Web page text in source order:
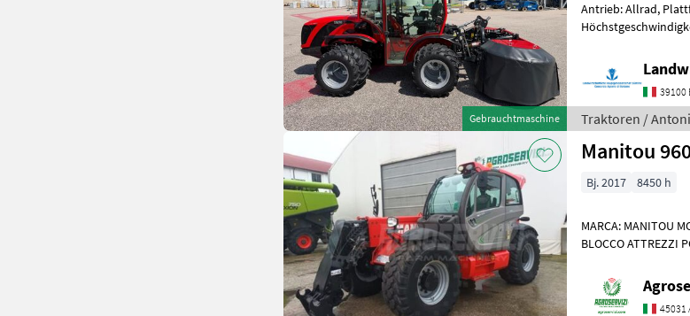
Gebrauchtmaschine
Antrieb: Allrad,
39100
Traktoren /
Manitou
Bj. 2017 8450 h
MARCA: MANITOU
BLOCCO ATTREZZI
45031